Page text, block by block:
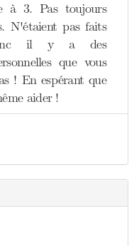
à 3. Pas toujours
N'étaient pas faits
il y a des
que vous
! En espérant que
aider !